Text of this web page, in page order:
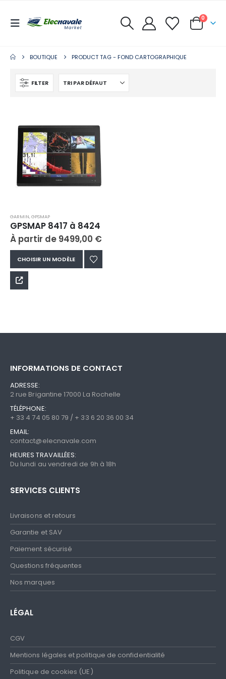
0
BOUTIQUE PRODUCT TAG -FOND CARTOGRAPHIQUE
FILTER
GARMIN,GPSMAP
GPSMAP 8417 à 8424
À partir de 9499,00 €
CHOISIR UN MODÈLE
Ce
produit
plusieurs
peuvent
sur
page
produit
INFORMATIONS DE CONTACT
ADRESSE:
2 rue Brigantine 17000 La Rochelle
TÉLÉPHONE:
+ 33 4 74 05 80 79 / + 33 6 20 36 00 34
EMAIL:
contact@elecnavale.com
HEURES TRAVAILLÉES:
Du lundi au vendredi de 9h à 18h
SERVICES CLIENTS
Livraisons et retours
Garantie et SAV
Paiement sécurisé
Questions fréquentes
Nos marques
LÉGAL
CGV
Mentions légales et politique de confidentialité
Politique de cookies (UE)